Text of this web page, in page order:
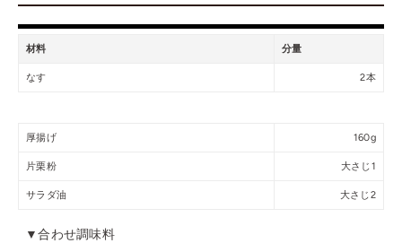
材料 分量
なす 2本
厚揚げ 160g
片栗粉 大さじ1
サラダ油 大さじ2
▼合わせ調味料